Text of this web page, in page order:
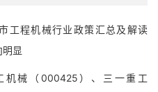
程机械行业政策汇总及解读
明显
械（000425）、三一重工